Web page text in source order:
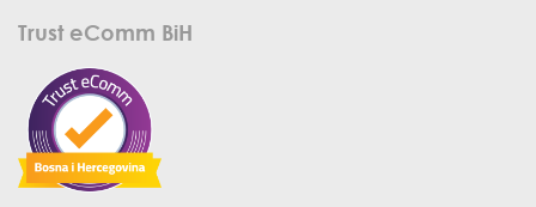
Trust eComm BiH